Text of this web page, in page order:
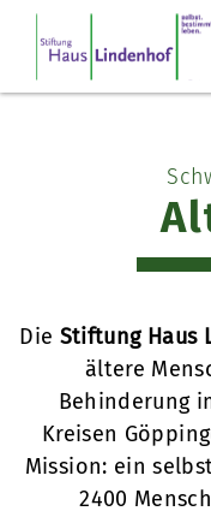
Die Stiftung Haus
ältere
Behinderung
Kreisen
Mission: ein
2400